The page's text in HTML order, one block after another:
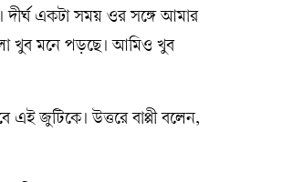
দীর্ঘ একটা সময় ওর সঙ্গে আমার
খুব মনে পড়ছে। আমিও খুব
জুটিকে। উত্তরে বাপ্পী বলেন,